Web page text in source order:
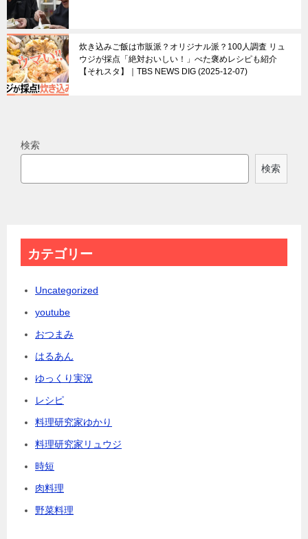
炊き込みご飯は市販派？オリジナル派？100人調査 リュ
ウジが採点「絶対おいしい！」べた褒めレシピも紹介
【それスタ】｜TBS NEWS DIG 2025-12-07
検索
検索
カテゴリー
Uncategorized
youtube
おつまみ
はるあん
ゆっくり実況
レシピ
料理研究家ゆかり
料理研究家リュウジ
時短
肉料理
野菜料理